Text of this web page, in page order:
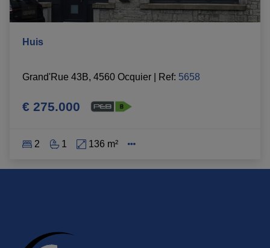
Huis
Grand'Rue 43B, 4560 Ocquier Ref: 5658
€ 275.000
2 1 136 m²